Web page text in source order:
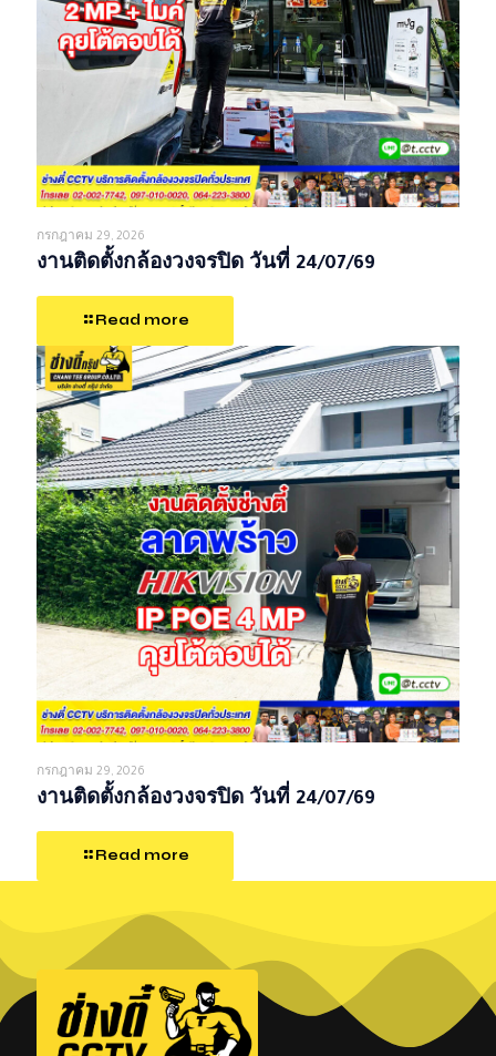
กรกฎาคม 29, 2026
งานติดตั้งกล้องวงจรปิด วันที่ 24/07/69
Read more
กรกฎาคม 29, 2026
งานติดตั้งกล้องวงจรปิด วันที่ 24/07/69
Read more